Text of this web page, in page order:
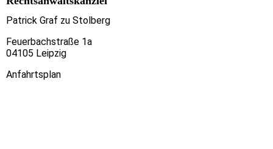
Patrick Graf zu Stolberg
Feuerbachstraße 1a
04105 Leipzig
Anfahrtsplan